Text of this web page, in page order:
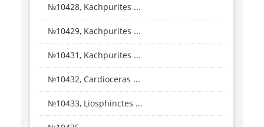
№10428, Kachpurites ...
№10429, Kachpurites ...
№10431, Kachpurites ...
№10432, Cardioceras ...
№10433, Liosphinctes ...